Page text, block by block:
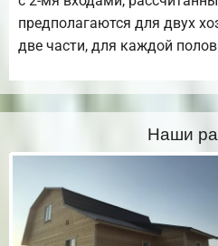
предполагаются для двух
две части, для каждой
Наши